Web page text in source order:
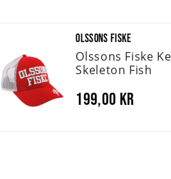
OLSSONS FISKE
Olssons Fiske
Skeleton Fish
199,00 kr